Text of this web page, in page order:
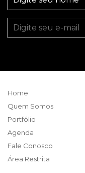
Home
Quem Somos
Portfólio
Agenda
Fale Conosco
Área Restrita